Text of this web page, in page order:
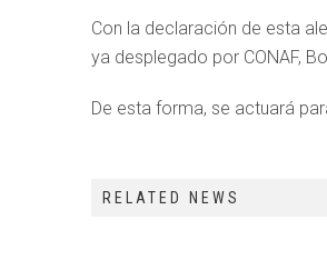
Con la declaración de esta
ya desplegado por CONAF,
De esta forma, se actuará
RELATED NEWS